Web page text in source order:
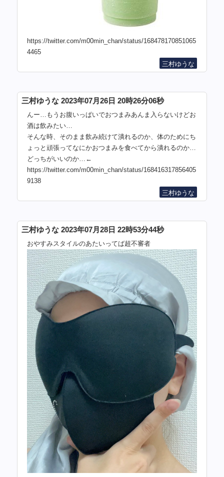
https://twitter.com/m00min_chan/status/168478170851065
4465
三村ゆうな
三村ゆうな 2023年07月26日 20時26分06秒
んー…もうお腹いっぱいでおつまみあんま入らないけどお
酒は飲みたい…
そんな時、そのまま飲み続けて潰れるのか、体のためにち
ょっと頑張ってなにかおつまみを食べてから潰れるのか…
どっちがいいのか…←
https://twitter.com/m00min_chan/status/168416317856405
9138
三村ゆうな
三村ゆうな 2023年07月28日 22時53分44秒
おやすみスタイルのあたいってば超不審者